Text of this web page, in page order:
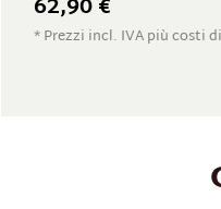
* Prezzi incl. IVA più costi